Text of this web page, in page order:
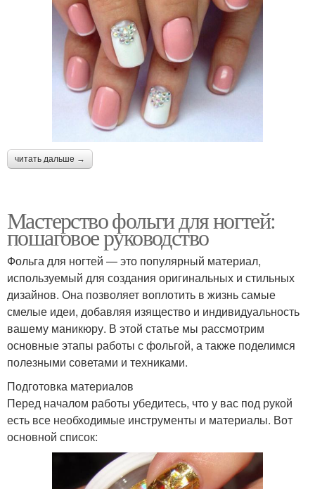
читать дальше →
Мастерство фольги для ногтей:
пошаговое руководство
Фольга для ногтей — это популярный материал,
используемый для создания оригинальных и стильных
дизайнов. Она позволяет воплотить в жизнь самые
смелые идеи, добавляя изящество и индивидуальность
вашему маникюру. В этой статье мы рассмотрим
основные этапы работы с фольгой, а также поделимся
полезными советами и техниками.
Подготовка материалов
Перед началом работы убедитесь, что у вас под рукой
есть все необходимые инструменты и материалы. Вот
основной список: